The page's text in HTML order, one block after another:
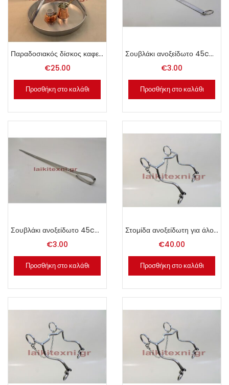
Παραδοσιακός δίσκος καφενείου 40cm.
€25.00
Προσθήκη στο καλάθι
Σουβλάκι ανοξείδωτο 45cm με κρίκο.
€3.00
Προσθήκη στο καλάθι
Σουβλάκι ανοξείδωτο 45cm με λαβή.
€3.00
Προσθήκη στο καλάθι
Στομίδα ανοξείδωτη για άλογα 10cm.
€40.00
Προσθήκη στο καλάθι